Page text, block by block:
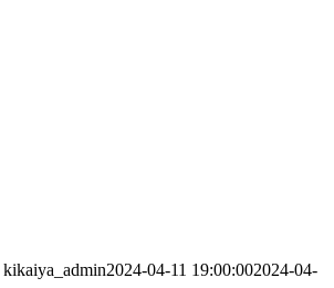
kikaiya_admin2024-04-11 19:00:002024-04-